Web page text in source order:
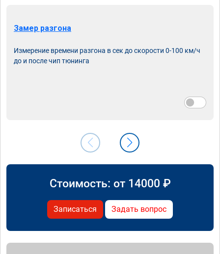
Замер разгона
Измерение времени разгона в сек до скорости 0-100 км/ч
до и после чип тюнинга
Стоимость: от 14000 ₽
Записаться Задать вопрос